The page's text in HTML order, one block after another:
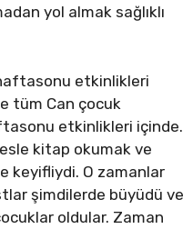
yol almak sağlıklı
haftasonu etkinlikleri
tüm Can çocuk
etkinlikleri içinde.
kitap okumak ve
keyifliydi. O zamanlar
şimdilerde büyüdü ve
oldular. Zaman